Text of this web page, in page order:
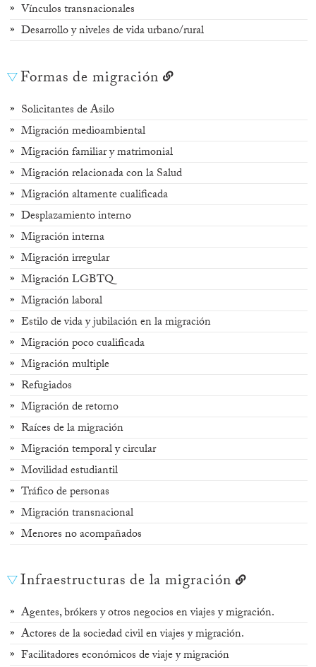
Vínculos transnacionales
Desarrollo y niveles de vida urbano/rural
Formas de migración
Solicitantes de Asilo
Migración medioambiental
Migración familiar y matrimonial
Migración relacionada con la Salud
Migración altamente cualificada
Desplazamiento interno
Migración interna
Migración irregular
Migración LGBTQ
Migración laboral
Estilo de vida y jubilación en la migración
Migración poco cualificada
Migración multiple
Refugiados
Migración de retorno
Raíces de la migración
Migración temporal y circular
Movilidad estudiantil
Tráfico de personas
Migración transnacional
Menores no acompañados
Infraestructuras de la migración
Agentes, brókers y otros negocios en viajes y migración.
Actores de la sociedad civil en viajes y migración.
Facilitadores económicos de viaje y migración